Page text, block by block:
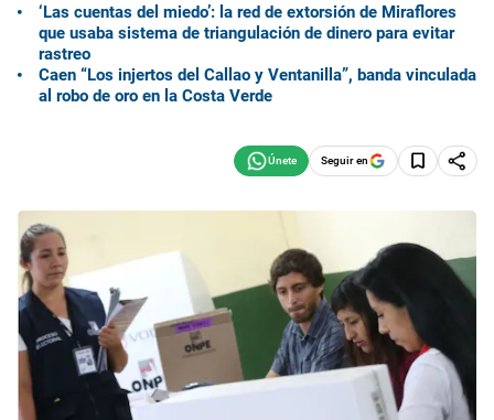
‘Las cuentas del miedo’: la red de extorsión de Miraflores
que usaba sistema de triangulación de dinero para evitar
rastreo
Caen “Los injertos del Callao y Ventanilla”, banda vinculada
al robo de oro en la Costa Verde
Seguir en